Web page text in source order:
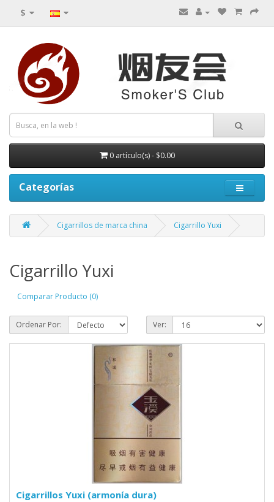
$
0 artículo(s) - $0.00
Categorías
Cigarrillos de marca china Cigarrillo Yuxi
Cigarrillo Yuxi
Comparar Producto (0)
Ordenar Por: Ver:
Cigarrillos Yuxi (armonía dura)